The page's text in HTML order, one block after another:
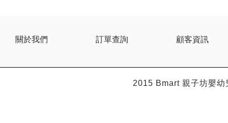
關於我們 訂單查詢 顧客資訊
2015 Bmart親子坊嬰幼